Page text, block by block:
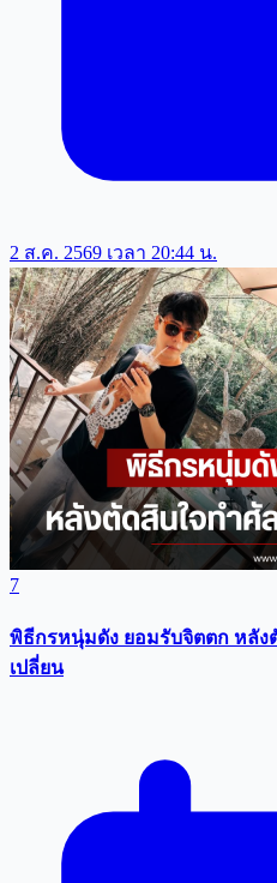
2 ส.ค. 2569 เวลา 20:44 น.
7
พิธีกรหนุ่มดัง ยอมรับจิตตก หลั
เปลี่ยน